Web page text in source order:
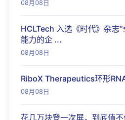
08月08日
HCLTech 入选《时代》杂志
能力的企 ...
08月08日
RiboX Therapeutics环形
08月08日
花几万块登一次屏，到底值